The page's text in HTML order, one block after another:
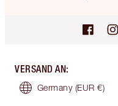
VERSAND AN:
Germany (EUR €)